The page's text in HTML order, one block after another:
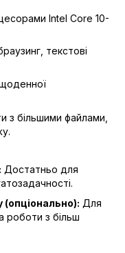
Intel Core 10-
текстові
з більшими файлами,
Достатньо для
(опціонально): Для
роботи з більш